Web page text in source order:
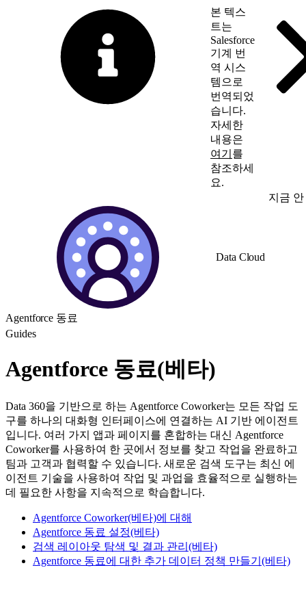
본 텍스
트는
Salesforce
기계 번
역 시스
템으로
번역되었
습니다.
자세한
내용은
여기 를
참조하세
요.
지금 안
Data Cloud
Agentforce 동료
Guides
Agentforce 동료(베타)
Data 360을 기반으로 하는 Agentforce Coworker는 모든 작업 도
구를 하나의 대화형 인터페이스에 연결하는 AI 기반 에이전트
입니다. 여러 가지 앱과 페이지를 혼합하는 대신 Agentforce
Coworker를 사용하여 한 곳에서 정보를 찾고 작업을 완료하고
팀과 고객과 협력할 수 있습니다. 새로운 검색 도구는 최신 에
이전트 기술을 사용하여 작업 및 과업을 효율적으로 실행하는
데 필요한 사항을 지속적으로 학습합니다.
Agentforce Coworker(베타)에 대해
Agentforce 동료 설정(베타)
검색 레이아웃 탐색 및 결과 관리(베타)
Agentforce 동료에 대한 추가 데이터 정책 만들기(베타)